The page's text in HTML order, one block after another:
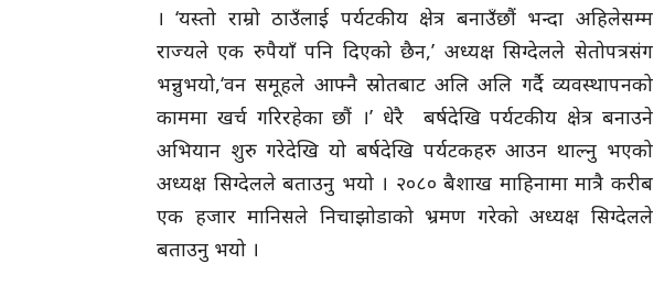
। ‘यस्तो राम्रो ठाउँलाई पर्यटकीय क्षेत्र बनाउँछौं भन्दा अहिलेसम्म
राज्यले एक रुपैयाँ पनि दिएको छैन,’ अध्यक्ष सिग्देलले सेतोपत्रसंग
भन्नुभयो,‘वन समूहले आफ्नै स्रोतबाट अलि अलि गर्दै व्यवस्थापनको
काममा खर्च गरिरहेका छौं ।’ धेरै बर्षदेखि पर्यटकीय क्षेत्र बनाउने
अभियान शुरु गरेदेखि यो बर्षदेखि पर्यटकहरु आउन थाल्नु भएको
अध्यक्ष सिग्देलले बताउनु भयो । २०८० बैशाख माहिनामा मात्रै करीब
एक हजार मानिसले निचाझोडाको भ्रमण गरेको अध्यक्ष सिग्देलले
बताउनु भयो ।